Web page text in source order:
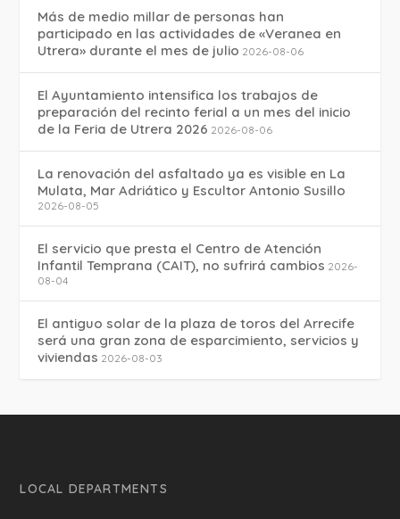
Más de medio millar de personas han
participado en las actividades de «Veranea en
Utrera» durante el mes de julio 2026-08-06
El Ayuntamiento intensifica los trabajos de
preparación del recinto ferial a un mes del inicio
de la Feria de Utrera 2026 2026-08-06
La renovación del asfaltado ya es visible en La
Mulata, Mar Adriático y Escultor Antonio Susillo
2026-08-05
El servicio que presta el Centro de Atención
Infantil Temprana (CAIT), no sufrirá cambios 2026-
08-04
El antiguo solar de la plaza de toros del Arrecife
será una gran zona de esparcimiento, servicios y
viviendas 2026-08-03
LOCAL DEPARTMENTS